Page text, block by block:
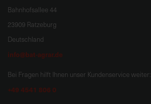
Bahnhofsallee 44
23909 Ratzeburg
Deutschland
info@bat-agrar.de
Bei Fragen hilft Ihnen unser Kundenservice weiter:
+49 4541 806 0